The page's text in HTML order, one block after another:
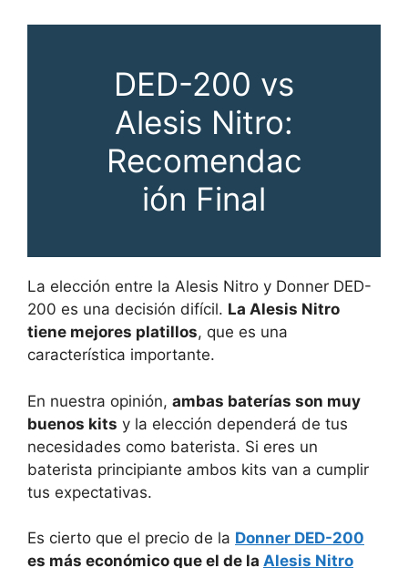
DED-200 vs
Alesis Nitro:
Recomendac
ión Final
La elección entre la Alesis Nitro y Donner DED-
200 es una decisión difícil. La Alesis Nitro
tiene mejores platillos, que es una
característica importante.
En nuestra opinión, ambas baterías son muy
buenos kits y la elección dependerá de tus
necesidades como baterista. Si eres un
baterista principiante ambos kits van a cumplir
tus expectativas.
Es cierto que el precio de la Donner DED-200
es más económico que el de la Alesis Nitro